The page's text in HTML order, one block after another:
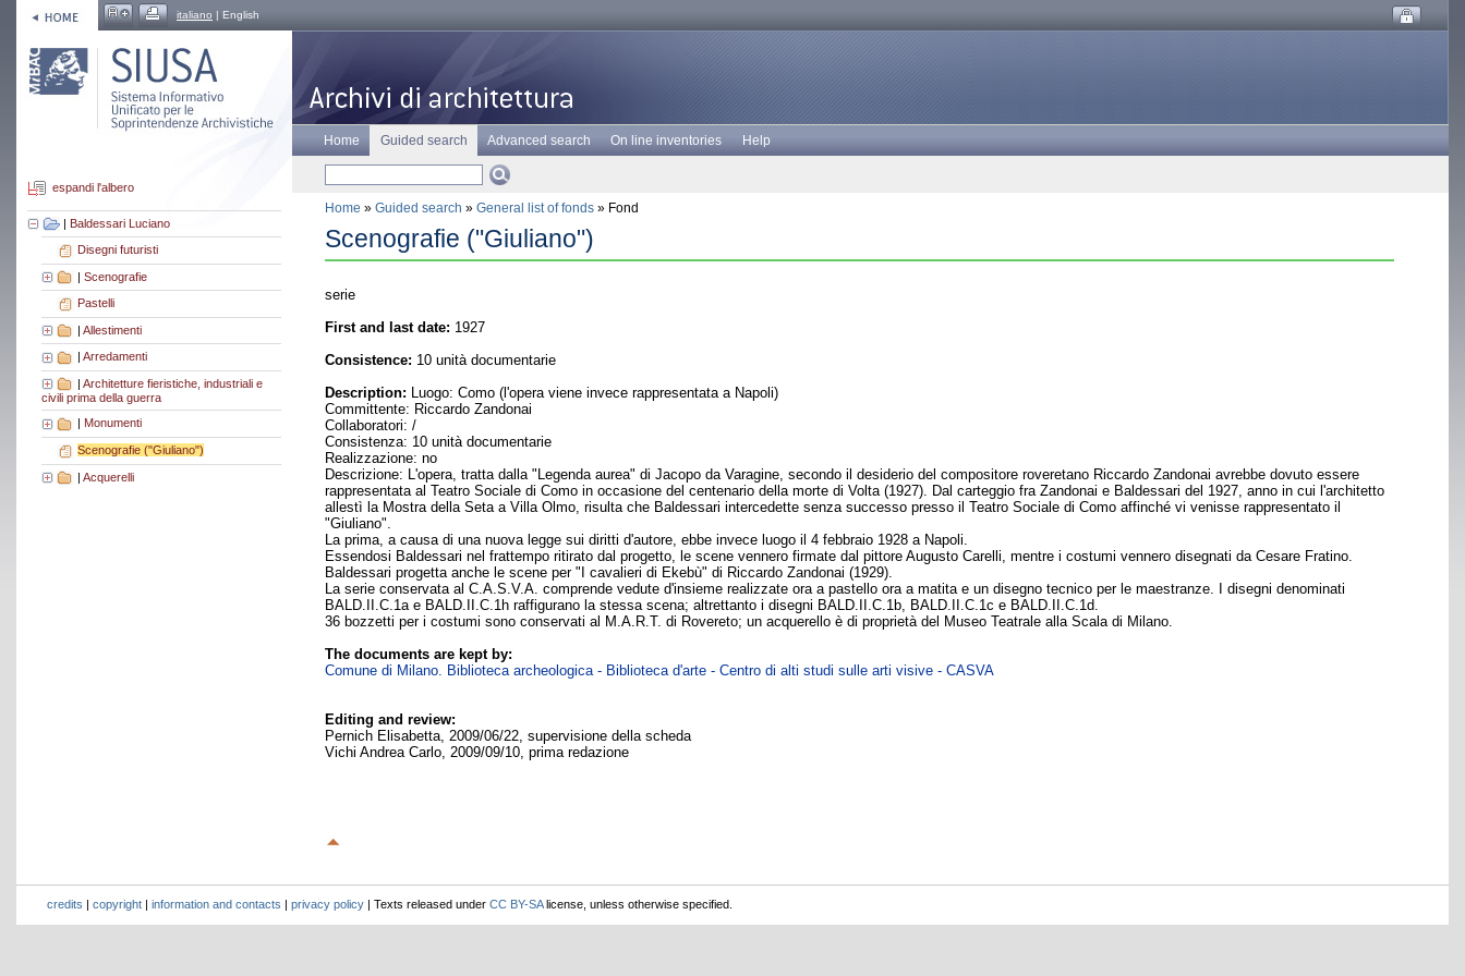
italiano | English
espandi l'albero
| Baldessari Luciano
Disegni futuristi
| Scenografie
Pastelli
| Allestimenti
Arredamenti
| Architetture fieristiche, industriali e
civili prima della guerra
Monumenti
Scenografie ("Giuliano")
| Acquerelli
Home Guided search Advanced search On line inventories Help
Home » Guided search » General list of fonds » Fond
Scenografie ("Giuliano")
serie
First and last date: 1927
Consistence: 10 unità documentarie
Description: Luogo: Como (l'opera viene invece rappresentata a Napoli)
Committente: Riccardo Zandonai
Collaboratori: /
Consistenza: 10 unità documentarie
Realizzazione: no
Descrizione: L'opera, tratta dalla "Legenda aurea" di Jacopo da Varagine, secondo il desiderio del compositore roveretano Riccardo Zandonai avrebbe dovuto essere
rappresentata al Teatro Sociale di Como in occasione del centenario della morte di Volta (1927). Dal carteggio fra Zandonai e Baldessari del 1927, anno in cui l'architetto
allestì la Mostra della Seta a Villa Olmo, risulta che Baldessari intercedette senza successo presso il Teatro Sociale di Como affinché vi venisse rappresentato il
"Giuliano".
La prima, a causa di una nuova legge sui diritti d'autore, ebbe invece luogo il 4 febbraio 1928 a Napoli.
Essendosi Baldessari nel frattempo ritirato dal progetto, le scene vennero firmate dal pittore Augusto Carelli, mentre i costumi vennero disegnati da Cesare Fratino.
Baldessari progetta anche le scene per "I cavalieri di Ekebù" di Riccardo Zandonai (1929).
La serie conservata al C.A.S.V.A. comprende vedute d'insieme realizzate ora a pastello ora a matita e un disegno tecnico per le maestranze. I disegni denominati
BALD.II.C.1a e BALD.II.C.1h raffigurano la stessa scena; altrettanto i disegni BALD.II.C.1b, BALD.II.C.1c e BALD.II.C.1d.
36 bozzetti per i costumi sono conservati al M.A.R.T. di Rovereto; un acquerello è di proprietà del Museo Teatrale alla Scala di Milano.
The documents are kept by:
Comune di Milano. Biblioteca archeologica - Biblioteca d'arte - Centro di alti studi sulle arti visive - CASVA
Editing and review:
Pernich Elisabetta, 2009/06/22, supervisione della scheda
Vichi Andrea Carlo, 2009/09/10, prima redazione
credits copyright information and contacts privacy policy | Texts released under CC BY-SAlicense, unless otherwise specified.